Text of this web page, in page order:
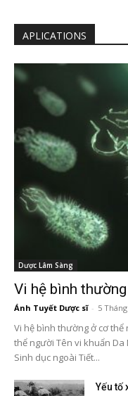
APLICATIONS
Dược Lâm Sàng
Vi hệ bình
Ánh Tuyết Dược sĩ - 5
Vi hệ bình thường ở cơ
thể người Tên vi khuẩn
Sinh dục ngoài Tiết...
Yếu tố